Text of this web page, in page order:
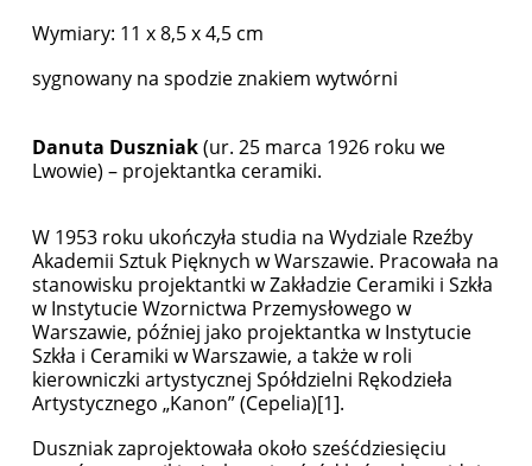
Wymiary: 11 x 8,5 x 4,5 cm
sygnowany na spodzie znakiem wytwórni
Danuta Duszniak(ur. 25 marca 1926 roku we
Lwowie) – projektantka ceramiki.
W 1953 roku ukończyła studia na Wydziale Rzeźby
Akademii Sztuk Pięknych w Warszawie. Pracowała na
stanowisku projektantki w Zakładzie Ceramiki i Szkła
w Instytucie Wzornictwa Przemysłowego w
Warszawie, później jako projektantka w Instytucie
Szkła i Ceramiki w Warszawie, a także w roli
kierowniczki artystycznej Spółdzielni Rękodzieła
Artystycznego „Kanon” (Cepelia)[1].
Duszniak zaprojektowała około sześćdziesięciu